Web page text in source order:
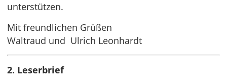
unterstützen.
Mit freundlichen Grüßen
Waltraud und Ulrich Leonhardt
2. Leserbrief